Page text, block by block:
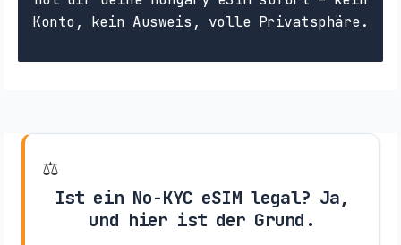
Konto, kein Ausweis, volle Privatsphäre.
⚖️
Ist ein No-KYC eSIM legal? Ja,
und hier ist der Grund.